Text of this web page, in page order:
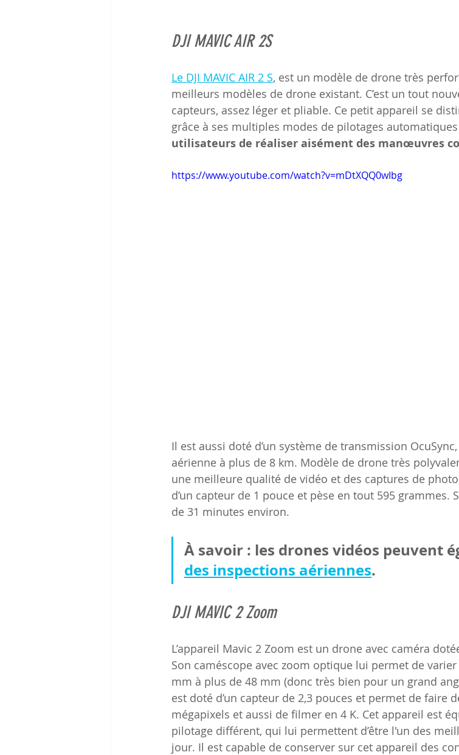
DJI MAVIC AIR 2S
Le DJI MAVIC AIR 2 S, est un modèle de drone très
meilleurs modèles de drone existant. C’est un tout
capteurs, assez léger et pliable. Ce petit appareil se
grâce à ses multiples modes de pilotages
utilisateurs de réaliser aisément des manœuvres
https://www.youtube.com/watch?v=mDtXQQ0wIbg
Il est aussi doté d’un système de transmission
aérienne à plus de 8 km. Modèle de drone très
une meilleure qualité de vidéo et des captures de
d’un capteur de 1 pouce et pèse en tout 595 grammes.
de 31 minutes environ.
À savoir : les drones vidéos peuvent
des inspections aériennes.
DJI MAVIC 2 Zoom
L’appareil Mavic 2 Zoom est un drone avec caméra
Son caméscope avec zoom optique lui permet de varier
mm à plus de 48 mm (donc très bien pour un grand
est doté d’un capteur de 2,3 pouces et permet de faire
mégapixels et aussi de filmer en 4 K. Cet appareil est
pilotage différent, qui lui permettent d’être l'un des
jour. Il est capable de conserver sur cet appareil des